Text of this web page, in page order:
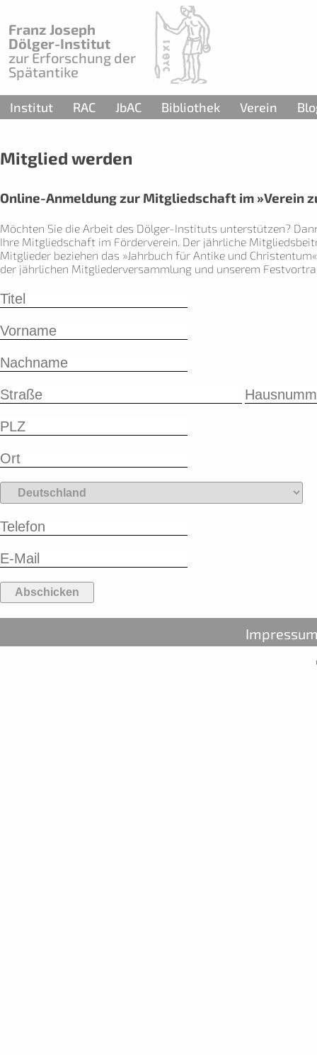
Franz Joseph
Dölger-Institut
zur Erforschung der
Spätantike
Institut RAC JbAC Bibliothek Verein
Mitglied werden
Online-Anmeldung zur Mitgliedschaft im »Verein
Möchten Sie die Arbeit des Dölger-Instituts unterstützen?
Ihre Mitgliedschaft im Förderverein. Der jährliche
Mitglieder beziehen das »Jahrbuch für Antike und
der jährlichen Mitgliederversammlung und unserem
Abschicken